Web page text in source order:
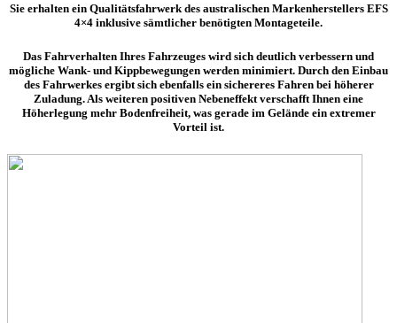
Sie erhalten ein Qualitätsfahrwerk des australischen Markenherstellers EFS
4×4 inklusive sämtlicher benötigten Montageteile.
Das Fahrverhalten Ihres Fahrzeuges wird sich deutlich verbessern und
mögliche Wank- und Kippbewegungen werden minimiert. Durch den Einbau
des Fahrwerkes ergibt sich ebenfalls ein sichereres Fahren bei höherer
Zuladung. Als weiteren positiven Nebeneffekt verschafft Ihnen eine
Höherlegung mehr Bodenfreiheit, was gerade im Gelände ein extremer
Vorteil ist.